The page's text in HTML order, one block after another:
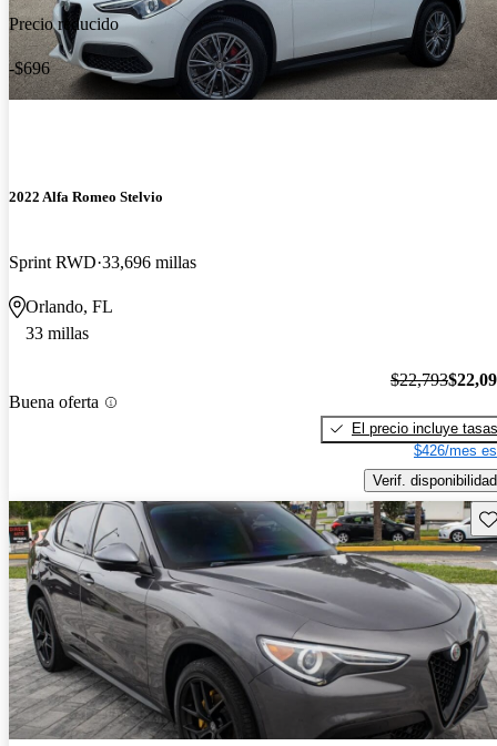
Precio reducido
-$696
2022 Alfa Romeo Stelvio
Sprint RWD 33,696 millas
Orlando, FL
33 millas
Buena oferta
$22,793
El precio incluye tasas
$426/mes
Verif. disponibilidad